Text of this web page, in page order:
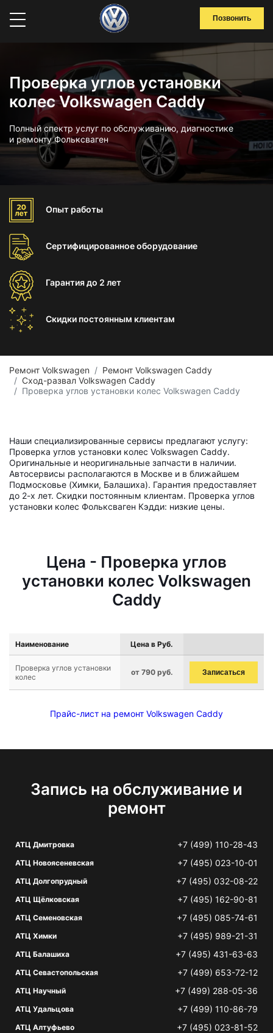
Позвонить
Проверка углов установки
колес Volkswagen Caddy
Полный спектр услуг по обслуживанию, диагностике
и ремонту Фольксваген
Опыт работы
Сертифицированноеоборудование
Гарантиядо 2 лет
Скидки постоянным клиентам
Ремонт Volkswagen
Ремонт Volkswagen Caddy
Сход-развал Volkswagen Caddy
Проверка углов установки колес Volkswagen Caddy
Наши специализированные сервисы предлагают услугу:
Проверка углов установки колес Volkswagen Caddy.
Оригинальные и неоригинальные запчасти в наличии.
Автосервисы располагаются в Москве и в ближайшем
Подмосковье (Химки, Балашиха). Гарантия предоставляет
до 2-х лет. Скидки постоянным клиентам. Проверка углов
установки колес Фольксваген Кэдди: низкие цены.
Цена - Проверка углов
установки колес Volkswagen
Caddy
Наименование Цена в Руб.
Проверка углов установки
колес
от 790 руб. Записаться
Прайс-лист на ремонт Volkswagen Caddy
Запись на обслуживание и
ремонт
АТЦ Дмитровка +7 (499) 110-28-43
АТЦ Новоясеневская +7 (495) 023-10-01
АТЦ Долгопрудный +7 (495) 032-08-22
АТЦ Щёлковская +7 (495) 162-90-81
АТЦ Семеновская +7 (495) 085-74-61
АТЦ Химки +7 (495) 989-21-31
АТЦ Балашиха +7 (495) 431-63-63
АТЦ Севастопольская +7 (499) 653-72-12
АТЦ Научный +7 (499) 288-05-36
АТЦ Удальцова +7 (499) 110-86-79
АТЦ Алтуфьево +7 (495) 023-81-52